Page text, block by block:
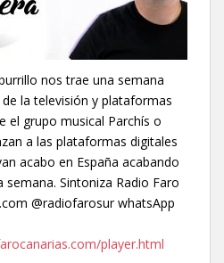
nos trae una semana
la televisión y plataformas
el grupo musical Parchís o
a las plataformas digitales
acabo en España acabando
Sintoniza Radio Faro
@radiofarosur whatsApp
player.html